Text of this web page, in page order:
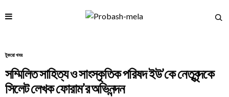
টুকরো খবর
সম্মিলিত সাহিত্য ও সাংস্কৃতিক পরিষদ ইউ’কে নেতৃবৃন্দকে
সিলেট লেখক ফোরাম’র অভিনন্দন